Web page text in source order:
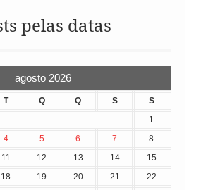
pelas datas
agosto 2026
T Q Q S
S
1
4 5 6 7
8
11 12 13 14
15
18 19 20 21
22